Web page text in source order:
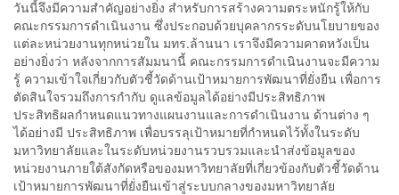
วันนี้จึงมีความสำคัญอย่างยิ่ง สำหรับการสร้างความตระหนักรู้ให้กับ
คณะกรรมการดำเนินงาน ซึ่งประกอบด้วยบุคลากรระดับนโยบายของ
แต่ละหน่วยงานทุกหน่วยใน มทร.ล้านนา เราจึงมีความคาดหวังเป็น
อย่างยิ่งว่า หลังจากการสัมมนานี้ คณะกรรมการดำเนินงานจะมีความ
รู้ ความเข้าใจเกี่ยวกับตัวชี้วัดด้านเป้าหมายการพัฒนาที่ยั่งยืน เพื่อการ
ตัดสินใจรวมถึงการกำกับ ดูแลข้อมูลได้อย่างมีประสิทธิภาพ
ประสิทธิผลกำหนดแนวทางแผนงานและการดำเนินงาน ด้านต่าง ๆ
ได้อย่างมี ประสิทธิภาพ เพื่อบรรลุเป้าหมายที่กำหนดไว้ทั้งในระดับ
มหาวิทยาลัยและในระดับหน่วยงานรวบรวมและนำส่งข้อมูลของ
หน่วยงานภายใต้สังกัดหรือของมหาวิทยาลัยที่เกี่ยวข้องกับตัวชี้วัดด้าน
เป้าหมายการพัฒนาที่ยั่งยืนเข้าสู่ระบบกลางของมหาวิทยาลัย